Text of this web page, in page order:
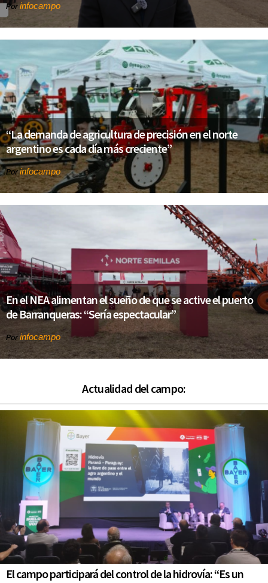
Por infocampo
“La demanda de agricultura de precisión en el norte
argentino es cada día más creciente”
Porinfocampo
En el NEA alimentan el sueño de que se active el puerto
de Barranqueras: “Sería espectacular”
Por infocampo
Actualidad del campo:
El campo participará del control de la hidrovía: “Es un